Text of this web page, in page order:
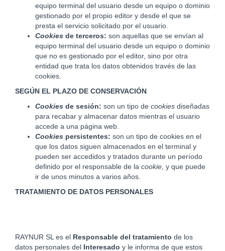
equipo terminal del usuario desde un equipo o dominio
gestionado por el propio editor y desde el que se
presta el servicio solicitado por el usuario.
Cookies de terceros: son aquellas que se envían al
equipo terminal del usuario desde un equipo o dominio
que no es gestionado por el editor, sino por otra
entidad que trata los datos obtenidos través de las
cookies.
SEGÚN EL PLAZO DE CONSERVACIÓN
Cookies de sesión: son un tipo de cookies diseñadas
para recabar y almacenar datos mientras el usuario
accede a una página web.
Cookies persistentes: son un tipo de cookies en el
que los datos siguen almacenados en el terminal y
pueden ser accedidos y tratados durante un período
definido por el responsable de la cookie , y que puede
ir de unos minutos a varios años.
TRATAMIENTO DE DATOS PERSONALES
RAYNUR SL es el Responsable del tratamiento de los
datos personales del Interesado y le informa de que estos